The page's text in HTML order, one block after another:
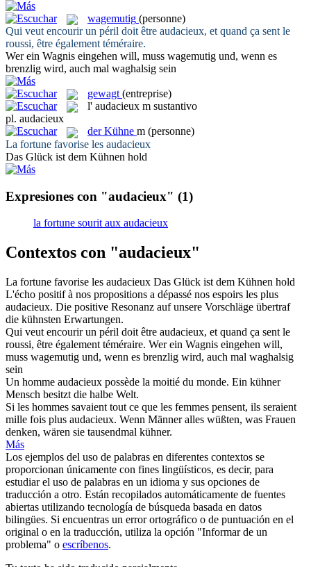
wagemutig (personne)
Qui veut encourir un péril doit être audacieux, et quand ça sent le
roussi, être également téméraire.
Wer ein Wagnis eingehen will, muss wagemutig und, wenn es
brenzlig wird, auch mal waghalsig sein
gewagt (entreprise)
l' audacieux m sustantivo
pl. audacieux
derKühne m (personne)
La fortune favorise les audacieux
Das Glück ist dem Kühnen hold
Expresiones con "audacieux" (1)
la fortune sourit aux audacieux
Contextos con "audacieux"
La fortune favorise les audacieux Das Glück ist dem Kühnen hold
L'écho positif à nos propositions a dépassé nos espoirs les plus
audacieux. Die positive Resonanz auf unsere Vorschläge übertraf
die kühnsten Erwartungen.
Qui veut encourir un péril doit être audacieux, et quand ça sent le
roussi, être également téméraire. Wer ein Wagnis eingehen will,
muss wagemutig und, wenn es brenzlig wird, auch mal waghalsig
sein
Un homme audacieux possède la moitié du monde. Ein kühner
Mensch besitzt die halbe Welt.
Si les hommes savaient tout ce que les femmes pensent, ils seraient
mille fois plus audacieux. Wenn Männer alles wüßten, was Frauen
denken, wären sie tausendmal kühner.
Más
Los ejemplos del uso de palabras en diferentes contextos se
proporcionan únicamente con fines lingüísticos, es decir, para
estudiar el uso de palabras en un idioma y sus opciones de
traducción a otro. Están recopilados automáticamente de fuentes
abiertas utilizando tecnología de búsqueda basada en datos
bilingües. Si encuentras un error ortográfico o de puntuación en el
original o en la traducción, utiliza la opción "Informar de un
problema" o escríbenos.